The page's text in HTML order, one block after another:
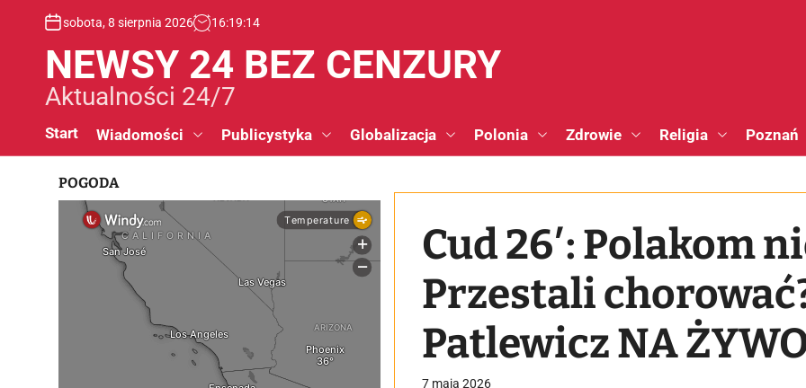
sobota, 8 sierpnia 2026 16:19:15
NEWSY 24 BEZ CENZURY
Aktualności 24/7
Start Wiadomości Publicystyka Globalizacja Polonia Zdrowie Religia Poznań
Cud 26′: Polakom
Przestali
Patlewicz NA
7 maja 2026
POGODA